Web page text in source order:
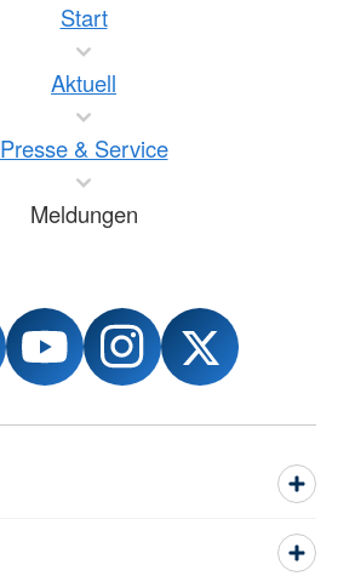
Start
Aktuell
Presse & Service
Meldungen